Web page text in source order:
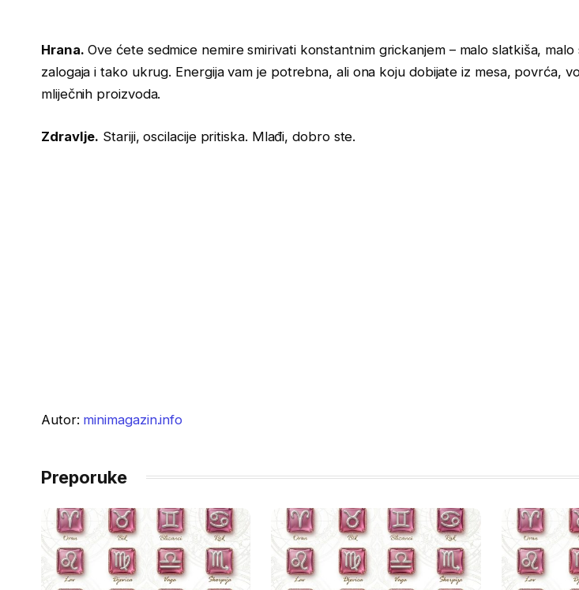
Hrana. Ove ćete sedmice nemire smirivati konstantnim grickanjem – malo slatkiša, malo
zalogaja i tako ukrug. Energija vam je potrebna, ali ona koju dobijate iz mesa, povrća,
mliječnih proizvoda.
Zdravlje. Stariji, oscilacije pritiska. Mlađi, dobro ste.
Autor: minimagazin.info
Preporuke